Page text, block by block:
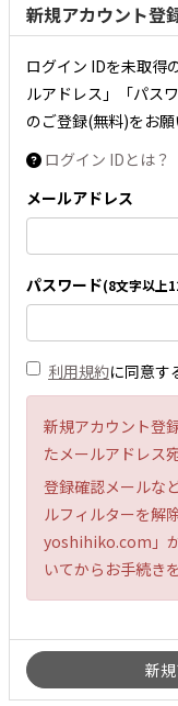
新規アカウント登
ログイン IDを未取得
ルアドレス」「パス
のご登録(無料)をお願
ログイン IDとは？
メールアドレス
パスワード(8文字以上
利用規約に同意す
新規アカウント登
たメールアドレス
登録確認メールな
ルフィルターを解
yoshihiko.com」
いてからお手続き